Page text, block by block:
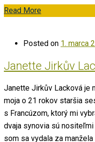
Read More
Posted on 1. marca
Janette Jirkův
Janette Jirkův Lacková je
moja o 21 rokov staršia
s Francúzom, ktorý mi
dvaja synovia sú
som sa vydala za manžela